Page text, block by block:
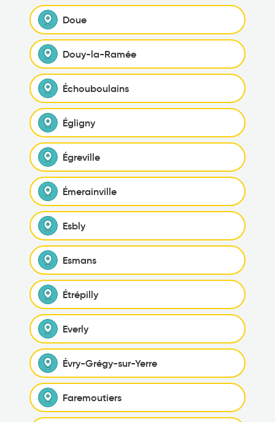
Doue
Douy-la-Ramée
Échouboulains
Égligny
Égreville
Émerainville
Esbly
Esmans
Étrépilly
Everly
Évry-Grégy-sur-Yerre
Faremoutiers